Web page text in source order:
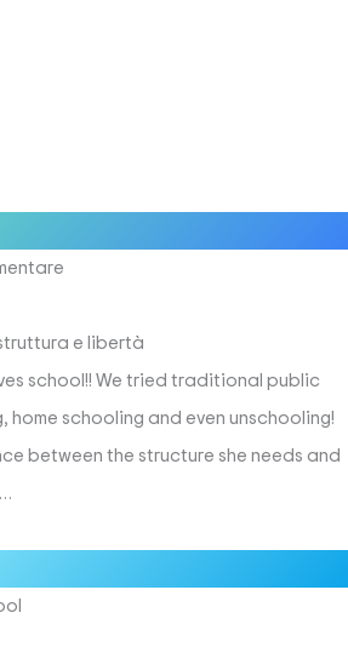
e libertà
school!! We tried traditional public
home schooling and even unschooling!
between the structure she needs and